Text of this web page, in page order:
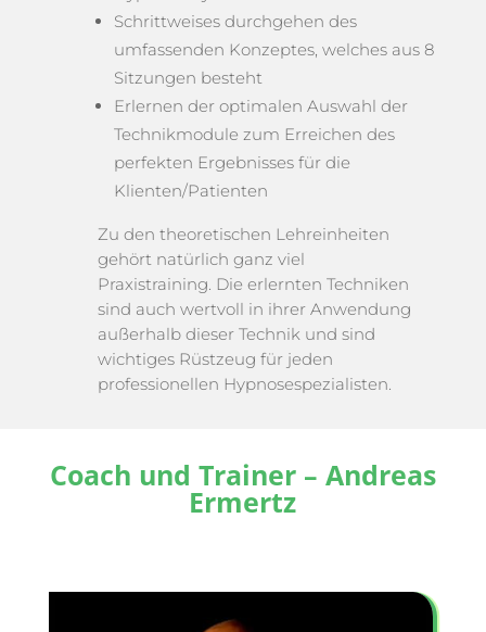
Schrittweises durchgehen des
umfassenden Konzeptes, welches aus 8
Sitzungen besteht
Erlernen der optimalen Auswahl der
Technikmodule zum Erreichen des
perfekten Ergebnisses für die
Klienten/Patienten
Zu den theoretischen Lehreinheiten
gehört natürlich ganz viel
Praxistraining. Die erlernten Techniken
sind auch wertvoll in ihrer Anwendung
außerhalb dieser Technik und sind
wichtiges Rüstzeug für jeden
professionellen Hypnosespezialisten.
Coach und Trainer – Andreas
Ermertz